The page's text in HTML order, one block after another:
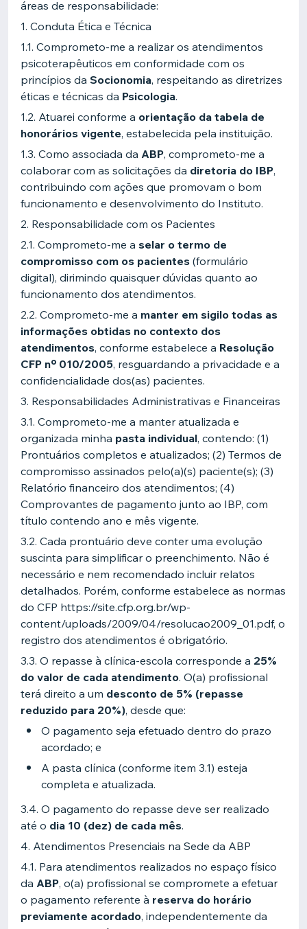
áreas de responsabilidade:
1. Conduta Ética e Técnica
1.1. Comprometo-me a realizar os atendimentos
psicoterapêuticos em conformidade com os
princípios da Socionomia, respeitando as diretrizes
éticas e técnicas da Psicologia.
1.2. Atuarei conforme a orientação da tabela de
honorários vigente, estabelecida pela instituição.
1.3. Como associada da ABP, comprometo-me a
colaborar com as solicitações da diretoria do IBP,
contribuindo com ações que promovam o bom
funcionamento e desenvolvimento do Instituto.
2. Responsabilidade com os Pacientes
2.1. Comprometo-me a selar o termo de
compromisso com os pacientes (formulário
digital), dirimindo quaisquer dúvidas quanto ao
funcionamento dos atendimentos.
2.2. Comprometo-me a manter em sigilo todas as
informações obtidas no contexto dos
atendimentos, conforme estabelece a Resolução
CFP nº 010/2005, resguardando a privacidade e a
confidencialidade dos(as) pacientes.
3. Responsabilidades Administrativas e Financeiras
3.1. Comprometo-me a manter atualizada e
organizada minha pasta individual, contendo: (1)
Prontuários completos e atualizados; (2) Termos de
compromisso assinados pelo(a)(s) paciente(s); (3)
Relatório financeiro dos atendimentos; (4)
Comprovantes de pagamento junto ao IBP, com
título contendo ano e mês vigente.
3.2. Cada prontuário deve conter uma evolução
suscinta para simplificar o preenchimento. Não é
necessário e nem recomendado incluir relatos
detalhados. Porém, conforme estabelece as normas
do CFP https://site.cfp.org.br/wp-
content/uploads/2009/04/resolucao2009_01.pdf, o
registro dos atendimentos é obrigatório.
3.3. O repasse à clínica-escola corresponde a 25%
do valor de cada atendimento. O(a) profissional
terá direito a um desconto de 5% (repasse
reduzido para 20%), desde que:
O pagamento seja efetuado dentro do prazo
acordado; e
A pasta clínica (conforme item 3.1) esteja
completa e atualizada.
3.4. O pagamento do repasse deve ser realizado
até o dia 10 (dez) de cada mês.
4. Atendimentos Presenciais na Sede da ABP
4.1. Para atendimentos realizados no espaço físico
da ABP, o(a) profissional se compromete a efetuar
o pagamento referente à reserva do horário
previamente acordado, independentemente da